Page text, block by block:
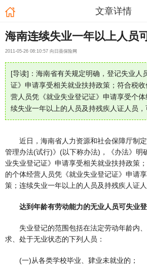
文章详情
海南连续失业一年以上人员
2011-05-26 08:10:57 向日葵保险网
[导读]：海南省有关规定明确，登记失业人
证》申请享受相关就业扶持政策；符合税
营人员凭《就业失业登记证》申请享受个
续失业一年以上的人员及持残疾人证人员，
近日，海南省人力资源和社会保障厅制定
管理办法(试行)》(以下称办法)，《办法》明
业失业登记证》申请享受相关就业扶持政策
的个体经营人员凭《就业失业登记证》申请
策；连续失业一年以上的人员及持残疾人证
达到年龄有劳动能力的无业人员可失业
失业登记的范围包括在法定劳动年龄内、
求、处于无业状态的下列人员：
(一)从各类学校毕业、肄业未就业的；